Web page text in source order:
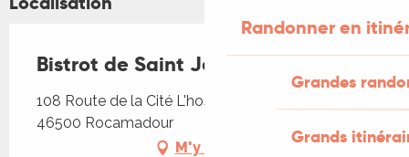
Randonner en
Grandes
Grands
Bistrot de Saint Jean
108 Route de la Cité L'hospitalet, L'Hospitalet,
46500 Rocamadour
M'y rendre